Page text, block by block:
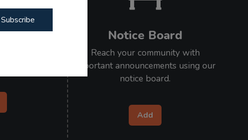
Subscribe
Notice Board
Reach your community with
important announcements using our
notice board.
Add